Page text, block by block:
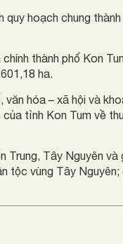
hoạch chung
thành phố Kon
ha.
hóa – xã hội và
tỉnh Kon Tum về
Trung, Tây Nguyên và
tộc vùng Tây